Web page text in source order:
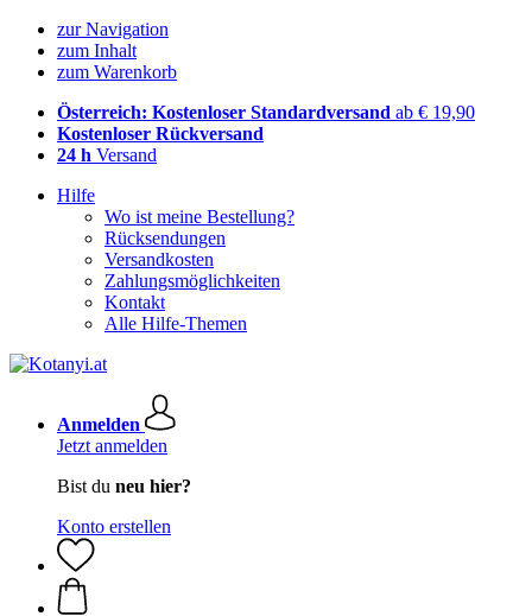
zur Navigation
zum Inhalt
zum Warenkorb
Österreich: Kostenloser Standardversand ab € 19,90
Kostenloser Rückversand
24 h Versand
Hilfe
Wo ist meine Bestellung?
Rücksendungen
Versandkosten
Zahlungsmöglichkeiten
Kontakt
Alle Hilfe-Themen
Anmelden
Jetzt anmelden
Bist du neu hier?
Konto erstellen